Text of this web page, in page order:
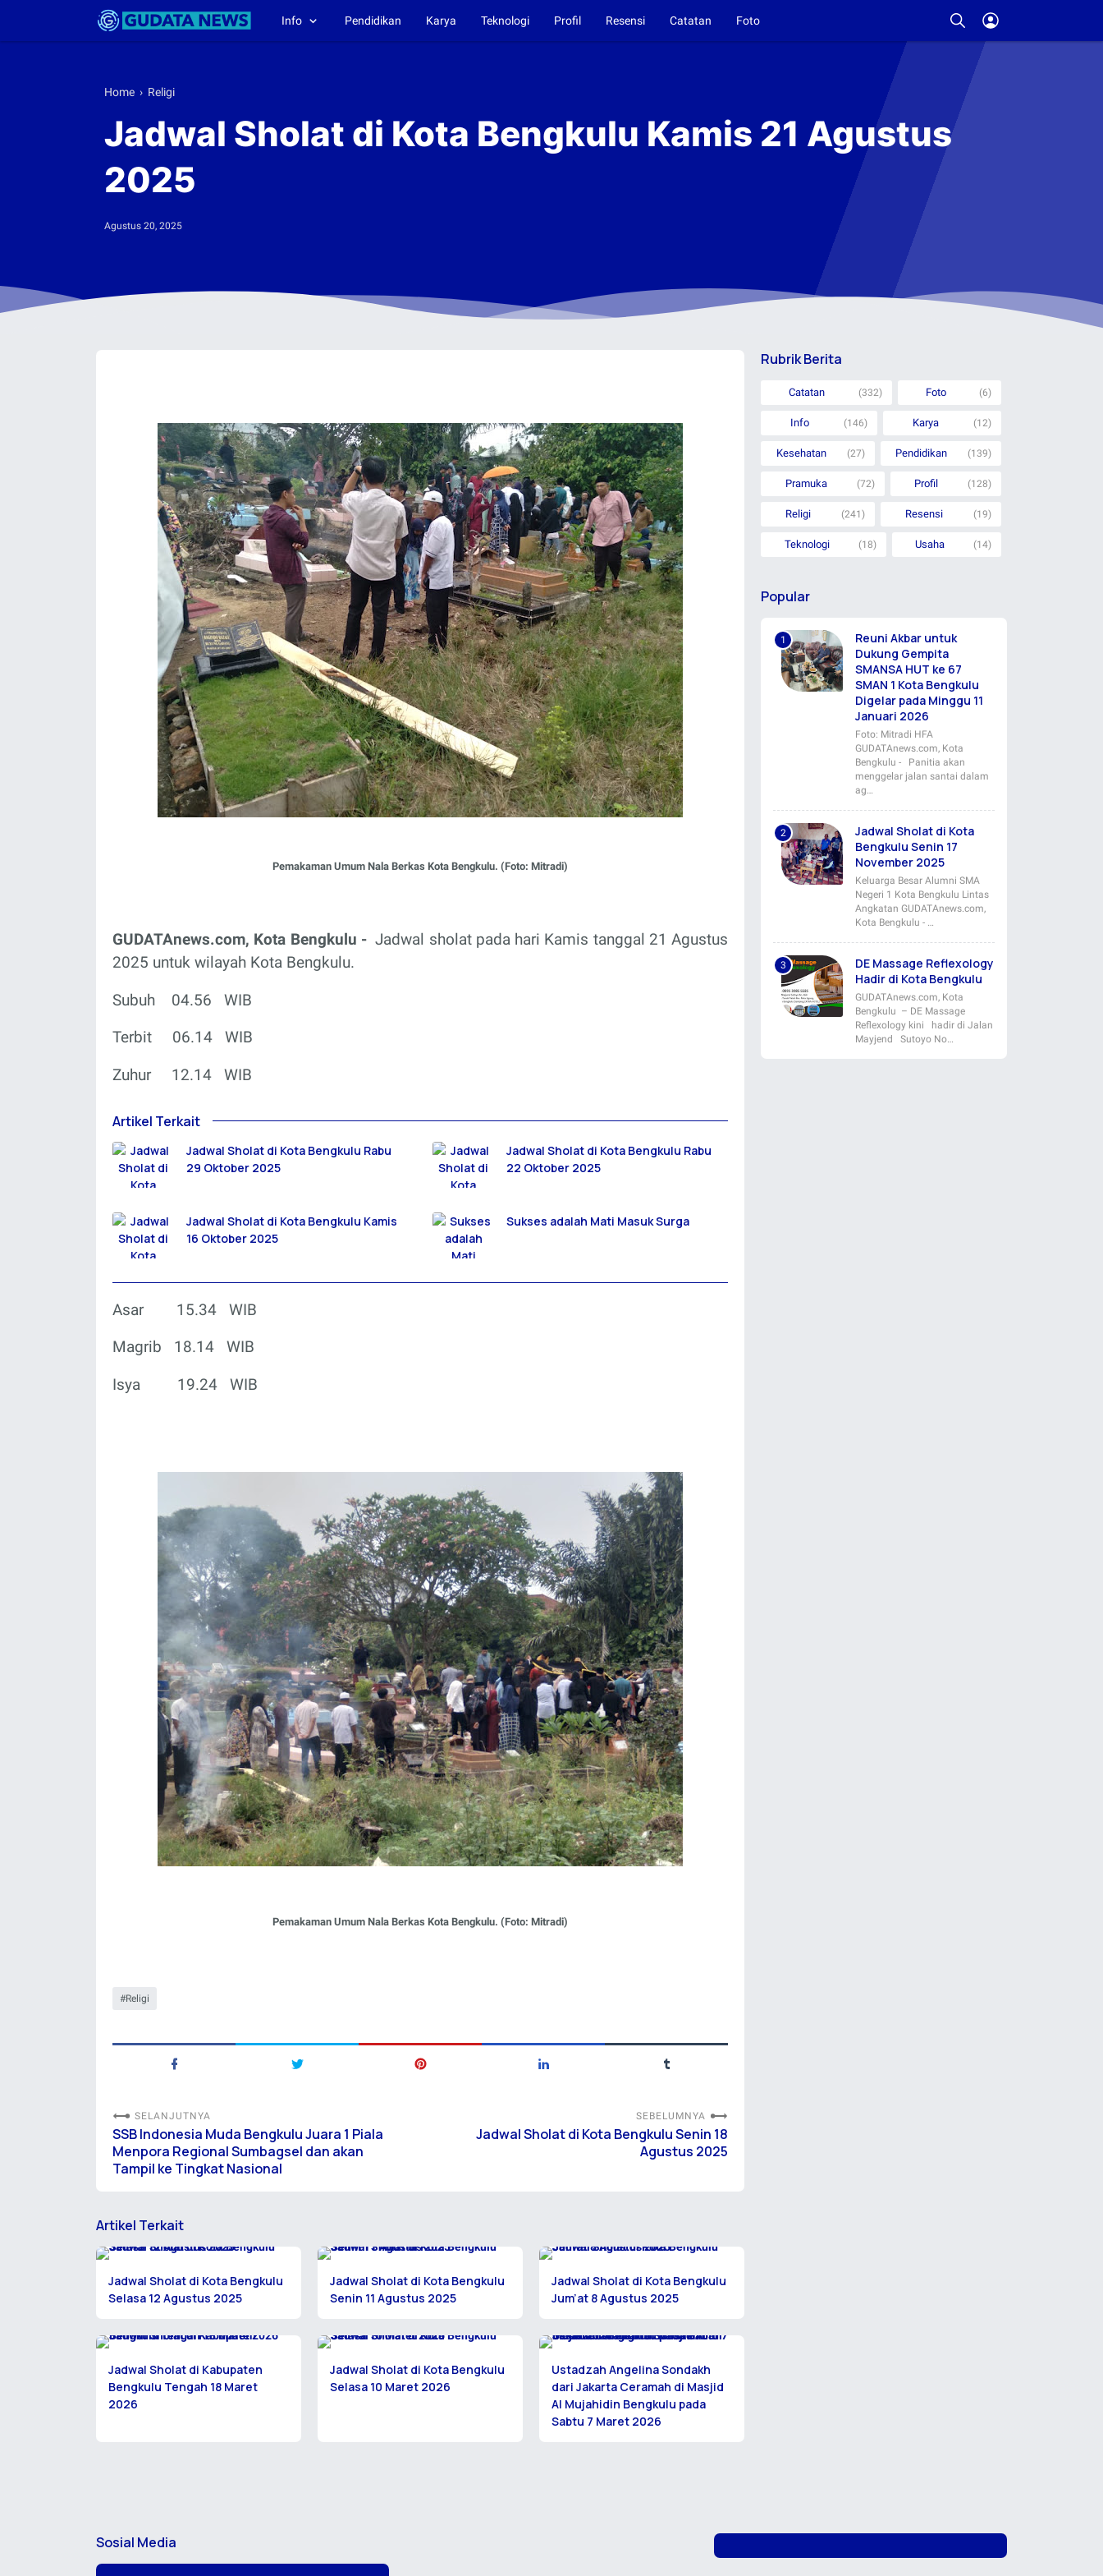
Info Pendidikan Karya Teknologi Profil Resensi Catatan Foto
Home › Religi
Jadwal Sholat di Kota Bengkulu Kamis 21 Agustus
2025
Agustus 20, 2025
Pemakaman Umum Nala Berkas Kota Bengkulu. (Foto: Mitradi)
GUDATAnews.com, Kota Bengkulu - Jadwal sholat pada hari Kamis tanggal 21 Agustus
2025 untuk wilayah Kota Bengkulu.
Subuh 04.56 WIB
Terbit 06.14 WIB
Zuhur 12.14 WIB
Artikel Terkait
Jadwal Sholat di Kota Bengkulu Rabu
29 Oktober 2025
Jadwal Sholat di Kota Bengkulu Rabu
22 Oktober 2025
Jadwal Sholat di Kota Bengkulu Kamis
16 Oktober 2025
Sukses adalah Mati Masuk Surga
Asar 15.34 WIB
Magrib 18.14 WIB
Isya 19.24 WIB
Pemakaman Umum Nala Berkas Kota Bengkulu. (Foto: Mitradi)
Religi
SELANJUTNYA
SSB Indonesia Muda Bengkulu Juara 1 Piala
Menpora Regional Sumbagsel dan akan
Tampil ke Tingkat Nasional
SEBELUMNYA
Jadwal Sholat di Kota Bengkulu Senin 18
Agustus 2025
Artikel Terkait
Jadwal Sholat di Kota Bengkulu
Selasa 12 Agustus 2025
Jadwal Sholat di Kota Bengkulu
Senin 11 Agustus 2025
Jadwal Sholat di Kota Bengkulu
Jum’at 8 Agustus 2025
Jadwal Sholat di Kabupaten
Bengkulu Tengah 18 Maret
2026
Jadwal Sholat di Kota Bengkulu
Selasa 10 Maret 2026
Ustadzah Angelina Sondakh
dari Jakarta Ceramah di Masjid
Al Mujahidin Bengkulu pada
Sabtu 7 Maret 2026
Rubrik Berita
Catatan (332) Foto (6)
Info (146) Karya (12)
Kesehatan (27) Pendidikan (139)
Pramuka (72) Profil (128)
Religi (241) Resensi (19)
Teknologi (18) Usaha (14)
Popular
Reuni Akbar untuk
Dukung Gempita
SMANSA HUT ke 67
SMAN 1 Kota Bengkulu
Digelar pada Minggu 11
Januari 2026
Foto: Mitradi HFA
GUDATAnews.com, Kota
Bengkulu - Panitia akan
menggelar jalan santai dalam
ag…
Jadwal Sholat di Kota
Bengkulu Senin 17
November 2025
Keluarga Besar Alumni SMA
Negeri 1 Kota Bengkulu Lintas
Angkatan GUDATAnews.com,
Kota Bengkulu - …
DE Massage Reflexology
Hadir di Kota Bengkulu
GUDATAnews.com, Kota
Bengkulu – DE Massage
Reflexology kini hadir di Jalan
Mayjend Sutoyo No…
Sosial Media